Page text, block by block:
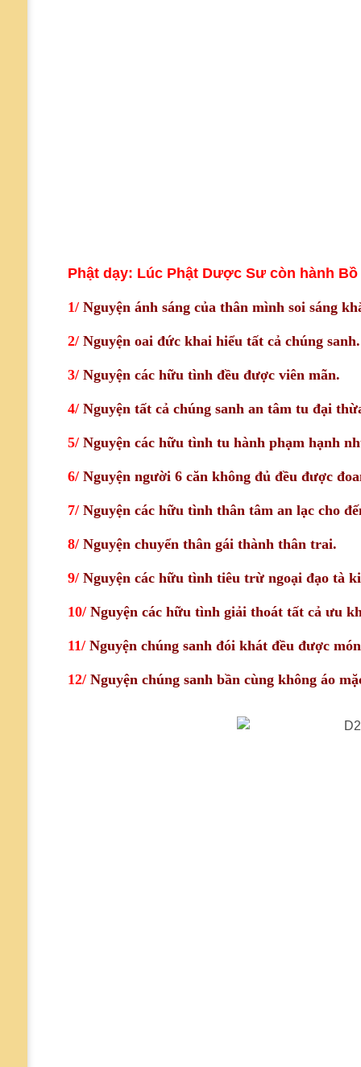
Phật dạy: Lúc Phật Dược Sư còn hành
1/ Nguyện ánh sáng của thân mình soi sáng
2/ Nguyện oai đức khai hiểu tất cả chúng sanh.
3/ Nguyện các hữu tình đều được viên mãn.
4/ Nguyện tất cả chúng sanh an tâm tu đại
5/ Nguyện các hữu tình tu hành phạm hạnh
6/ Nguyện người 6 căn không đủ đều được
7/ Nguyện các hữu tình thân tâm an lạc cho
8/ Nguyện chuyển thân gái thành thân trai.
9/ Nguyện các hữu tình tiêu trừ ngoại đạo tà
10/ Nguyện các hữu tình giải thoát tất cả ưu
11/ Nguyện chúng sanh đói khát đều được
12/ Nguyện chúng sanh bần cùng không áo